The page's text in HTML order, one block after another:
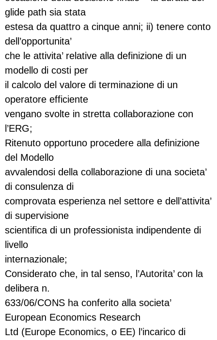
glide path sia stata
estesa da quattro a cinque anni; ii) tenere conto
dell’opportunita’
che le attivita’ relative alla definizione di un
modello di costi per
il calcolo del valore di terminazione di un
operatore efficiente
vengano svolte in stretta collaborazione con
l’ERG;
Ritenuto opportuno procedere alla definizione
del Modello
avvalendosi della collaborazione di una societa’
di consulenza di
comprovata esperienza nel settore e dell’attivita’
di supervisione
scientifica di un professionista indipendente di
livello
internazionale;
Considerato che, in tal senso, l’Autorita’ con la
delibera n.
633/06/CONS ha conferito alla societa’
European Economics Research
Ltd (Europe Economics, o EE) l’incarico di